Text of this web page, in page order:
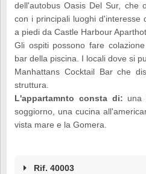
dell'autobus Oasis Del Sur, che
con i principali luoghi d'interesse
a piedi da Castle Harbour
Gli ospiti possono fare
bar della piscina. I locali dove si
Manhattans Cocktail Bar che
struttura.
L'appartamnto consta di: una
soggiorno, una cucina
vista mare e la Gomera.
Rif. 40003